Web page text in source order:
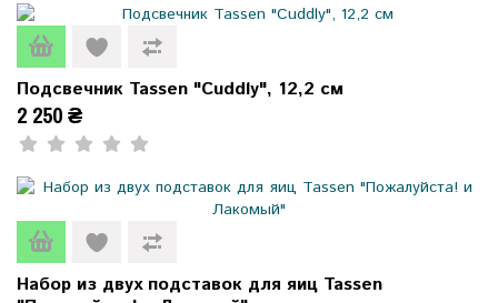
Подсвечник Tassen "Cuddly", 12,2 см
2 250 ₴
Набор из двух подставок для яиц Tassen